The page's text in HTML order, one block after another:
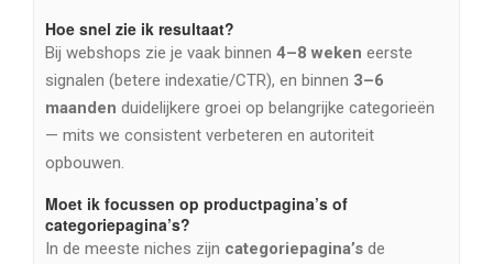
Hoe snel zie ik resultaat?
Bij webshops zie je vaak binnen 4–8 weken eerste
signalen (betere indexatie/CTR), en binnen 3–6
maanden duidelijkere groei op belangrijke categorieën
— mits we consistent verbeteren en autoriteit
opbouwen.
Moet ik focussen op productpagina’s of
categoriepagina’s?
In de meeste niches zijn categoriepagina’s de